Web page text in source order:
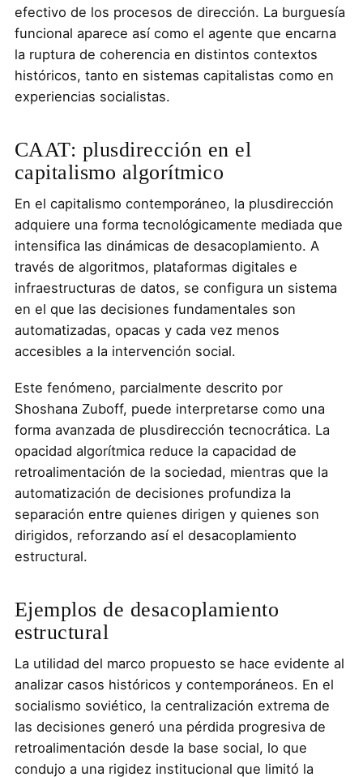
efectivo de los procesos de dirección. La burguesía
funcional aparece así como el agente que encarna
la ruptura de coherencia en distintos contextos
históricos, tanto en sistemas capitalistas como en
experiencias socialistas.
CAAT: plusdirección en el
capitalismo algorítmico
En el capitalismo contemporáneo, la plusdirección
adquiere una forma tecnológicamente mediada que
intensifica las dinámicas de desacoplamiento. A
través de algoritmos, plataformas digitales e
infraestructuras de datos, se configura un sistema
en el que las decisiones fundamentales son
automatizadas, opacas y cada vez menos
accesibles a la intervención social.
Este fenómeno, parcialmente descrito por
Shoshana Zuboff, puede interpretarse como una
forma avanzada de plusdirección tecnocrática. La
opacidad algorítmica reduce la capacidad de
retroalimentación de la sociedad, mientras que la
automatización de decisiones profundiza la
separación entre quienes dirigen y quienes son
dirigidos, reforzando así el desacoplamiento
estructural.
Ejemplos de desacoplamiento
estructural
La utilidad del marco propuesto se hace evidente al
analizar casos históricos y contemporáneos. En el
socialismo soviético, la centralización extrema de
las decisiones generó una pérdida progresiva de
retroalimentación desde la base social, lo que
condujo a una rigidez institucional que limitó la